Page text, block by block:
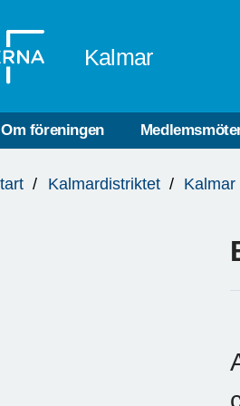
Kalmar
Om föreningen
Kalmardistriktet Kalmar